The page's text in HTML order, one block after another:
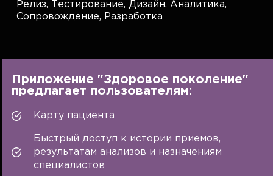
Релиз, Тестирование,Дизайн,Аналитика,
Сопровождение, Разработка
Приложение "Здоровое поколение"
предлагает пользователям:
Карту пациента
Быстрый доступ к истории приемов,
результатам анализов и назначениям
специалистов